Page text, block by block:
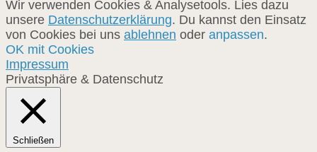
Wir verwenden Cookies & Analysetools. Lies dazu
unsere Datenschutzerklärung. Du kannst den Einsatz
von Cookies bei uns ablehnen oder anpassen.
OK mit Cookies
Impressum
Privatsphäre & Datenschutz
Schließen